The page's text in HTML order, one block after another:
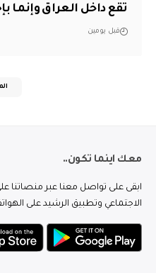
تقع داخل العراق وإنما
قبل يومين
معك اينما تكون..
ابقى على تواصل معنا عبر منصاتنا
الاجتماعي وتطبيق الرشيد على